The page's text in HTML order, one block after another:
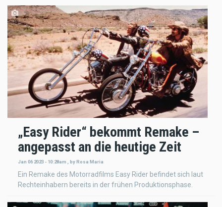
„Easy Rider“ bekommt Remake –
angepasst an die heutige Zeit
Jan 06 2023 - 10:28am byRosa Maria
Ein Remake des Motorradfilms Easy Rider befindet sich laut
Rechteinhabern bereits in der frühen Produktionsphase.